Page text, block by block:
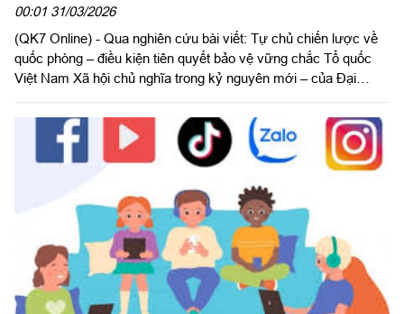
Nguyễn Trọng Nghĩa
00:01 31/03/2026
(QK7 Online) - Qua nghiên cứu bài viết: Tự chủ chiến lược về
quốc phòng – điều kiện tiên quyết bảo vệ vững chắc Tổ quốc
Việt Nam Xã hội chủ nghĩa trong kỷ nguyên mới – của Đại
Tổng Cục Chính trị Quân đội Nhân dân Việt Nam, bước đầu tôi
cảm nhận được những điều sâu sắc.